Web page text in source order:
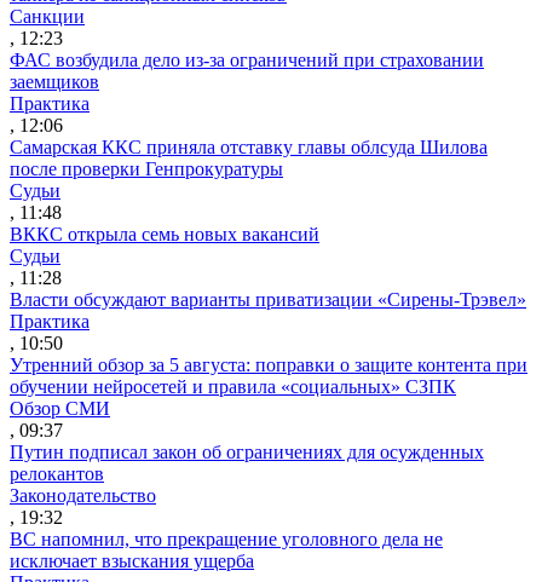
Санкции
, 12:23
ФАС возбудила дело из-за ограничений при страховании
заемщиков
Практика
, 12:06
Самарская ККС приняла отставку главы облсуда Шилова
после проверки Генпрокуратуры
Судьи
, 11:48
ВККС открыла семь новых вакансий
Судьи
, 11:28
Власти обсуждают варианты приватизации «Сирены-Трэвел»
Практика
, 10:50
Утренний обзор за 5 августа: поправки о защите контента при
обучении нейросетей и правила «социальных» СЗПК
Обзор СМИ
, 09:37
Путин подписал закон об ограничениях для осужденных
релокантов
Законодательство
, 19:32
ВС напомнил, что прекращение уголовного дела не
исключает взыскания ущерба